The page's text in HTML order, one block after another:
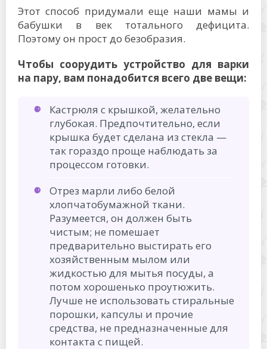
Этот способ придумали еще наши мамы и
бабушки в век тотального дефицита.
Поэтому он прост до безобразия.
Чтобы соорудить устройство для варки
на пару, вам понадобится всего две вещи:
Кастрюля с крышкой, желательно
глубокая. Предпочтительно, если
крышка будет сделана из стекла —
так гораздо проще наблюдать за
процессом готовки.
Отрез марли либо белой
хлопчатобумажной ткани.
Разумеется, он должен быть
чистым; не помешает
предварительно выстирать его
хозяйственным мылом или
жидкостью для мытья посуды, а
потом хорошенько проутюжить.
Лучше не использовать стиральные
порошки, капсулы и прочие
средства, не предназначенные для
контакта с пищей.